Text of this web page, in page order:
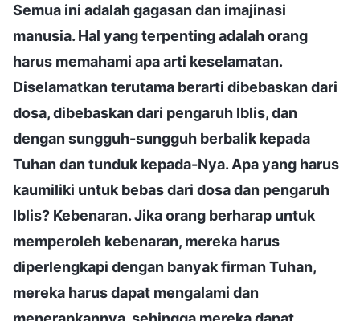
Semua ini adalah gagasan dan imajinasi
manusia. Hal yang terpenting adalah orang
harus memahami apa arti keselamatan.
Diselamatkan terutama berarti dibebaskan dari
dosa, dibebaskan dari pengaruh Iblis, dan
dengan sungguh-sungguh berbalik kepada
Tuhan dan tunduk kepada-Nya. Apa yang harus
kaumiliki untuk bebas dari dosa dan pengaruh
Iblis? Kebenaran. Jika orang berharap untuk
memperoleh kebenaran, mereka harus
diperlengkapi dengan banyak firman Tuhan,
mereka harus dapat mengalami dan